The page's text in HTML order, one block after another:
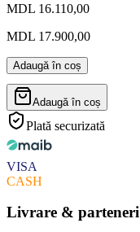
MDL 16.110,00
MDL 17.900,00
Adaugă în coș
Adaugă în coș
Plată securizată
VISA
CASH
Livrare & parteneri